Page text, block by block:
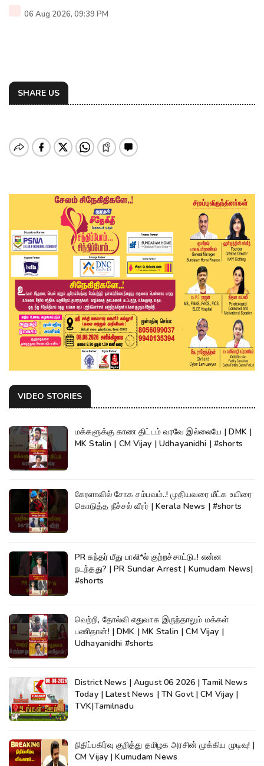
06 Aug 2026, 09:39 PM
SHARE US
VIDEO STORIES
மக்களுக்கு காண திட்டம் வரவே இல்லையே | DMK |
MK Stalin | CM Vijay | Udhayanidhi | #shorts
கேரளாவில் சோக சம்பவம்..! முதியவரை மீட்க உயிரை
கொடுத்த நீச்சல் வீரர் | Kerala News | #shorts
PR சுந்தர் மீது பாலி*ல் குற்றச்சாட்டு..! என்ன
நடந்தது? | PR Sundar Arrest | Kumudam News|
#shorts
வெற்றி, தோல்வி எதுவாக இருந்தாலும் மக்கள்
பணிதான்! | DMK | MK Stalin | CM Vijay |
Udhayanidhi #shorts
District News | August 06 2026 | Tamil News
Today | Latest News | TN Govt | CM Vijay |
TVK|Tamilnadu
நிதிப்பகிர்வு குறித்து தமிழக அரசின் முக்கிய முடிவு! |
CM Vijay | Kumudam News